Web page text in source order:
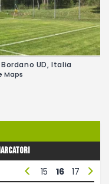
UD, Italia
Maps
14 15 16 17 18
< >